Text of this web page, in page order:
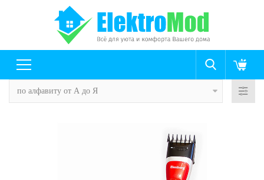
по алфавиту от А до Я